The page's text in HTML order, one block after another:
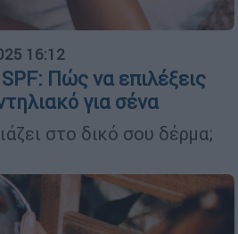
16:12
Πώς να επιλέξεις
για σένα
στο δικό σου δέρμα;